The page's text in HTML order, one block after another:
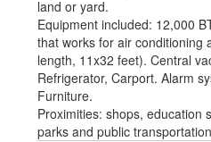
land or yard.
Equipment included: 12,000
that works for air conditioning
length, 11x32 feet). Central
Refrigerator, Carport. Alarm
Furniture.
Proximities: shops, education
parks and public